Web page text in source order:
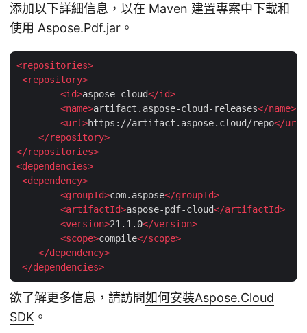
添加以下詳細信息，以在 Maven 建置專案中下載和
使用 Aspose.Pdf.jar。
<repositories>
<repository>
<id>aspose-cloud</id>
<name>artifact.aspose-cloud-releases</name>
<url>https://artifact.aspose.cloud/repo</url
</repository>
</repositories>
<dependencies>
<dependency>
<groupId>com.aspose</groupId>
<artifactId>aspose-pdf-cloud</artifactId>
<version>21.1.0</version>
<scope>compile</scope>
</dependency>
</dependencies>
欲了解更多信息，請訪問如何安裝Aspose.Cloud
SDK 。